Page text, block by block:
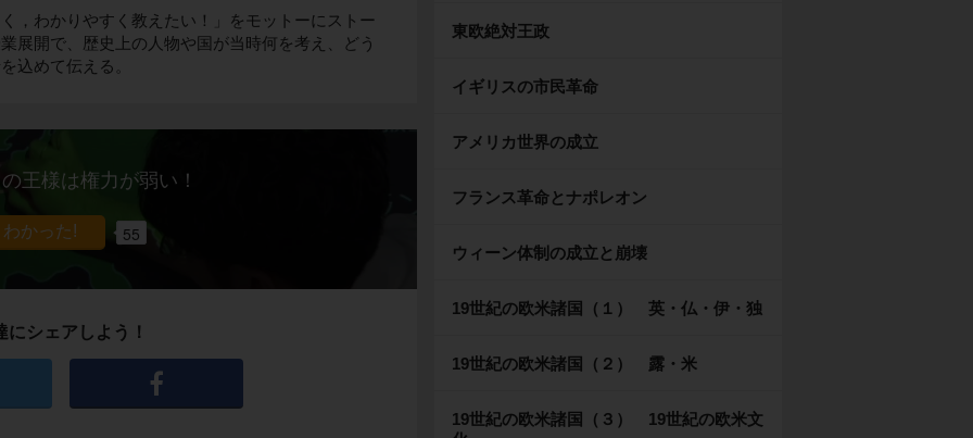
，わかりやすく教えたい！」をモットーにストー
展開で、歴史上の人物や国が当時何を考え、どう
込めて伝える。
王様は権力が弱い！
55
にシェアしよう！
東欧絶対王政
イギリスの市民革命
アメリカ世界の成立
フランス革命とナポレオン
ウィーン体制の成立と崩壊
19世紀の欧米諸国（１） 英・仏・伊・独
19世紀の欧米諸国（２） 露・米
19世紀の欧米諸国（３） 19世紀の欧米文